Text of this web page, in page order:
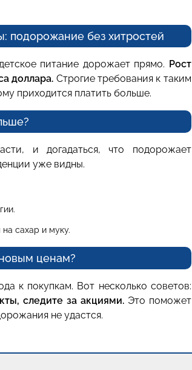
подорожание без хитростей
питание дорожает прямо. Рост
доллара. Строгие требования к таким
приходится платить больше.
и догадаться, что подорожает
уже видны.
на сахар и муку.
ценам?
к покупкам. Вот несколько советов:
следите за акциями.Это поможет
не удастся.